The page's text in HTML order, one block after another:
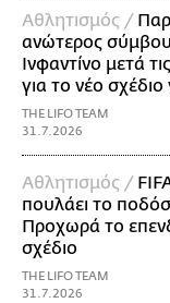
Αθλητισμός /
ανώτερος
Ινφαντίνο μετά
για το νέο σχέδιο
THE LIFO TEAM
31.7.2026
Αθλητισμός /
πουλάει το
Προχωρά το
σχέδιο
THE LIFO TEAM
31.7.2026